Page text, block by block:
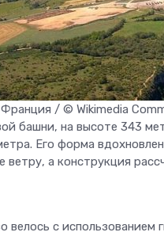
/ © Wikimedia
башни, на высоте 343
Его форма
ветру, а конструкция
велось с использованием